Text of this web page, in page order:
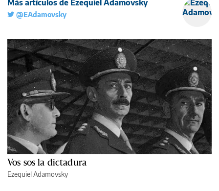
Más artículos de Ezequiel Adamovsky
@EAdamovsky
Vos sos la dictadura
Ezequiel Adamovsky